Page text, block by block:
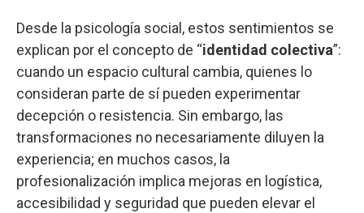
Desde la psicología social, estos sentimientos se
explican por el concepto de “identidad colectiva”:
cuando un espacio cultural cambia, quienes lo
consideran parte de sí pueden experimentar
decepción o resistencia. Sin embargo, las
transformaciones no necesariamente diluyen la
experiencia; en muchos casos, la
profesionalización implica mejoras en logística,
accesibilidad y seguridad que pueden elevar el